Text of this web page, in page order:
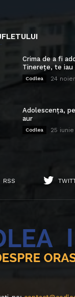
Crima de a fi
Tinerețe, te iau
Codlea 24
Adolescența,
aur
Codlea 25
RSS